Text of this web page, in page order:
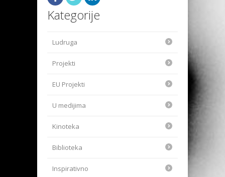
Kategorije
Ludruga
Projekti
EU Projekti
U medijima
Kinoteka
Biblioteka
Inspirativno